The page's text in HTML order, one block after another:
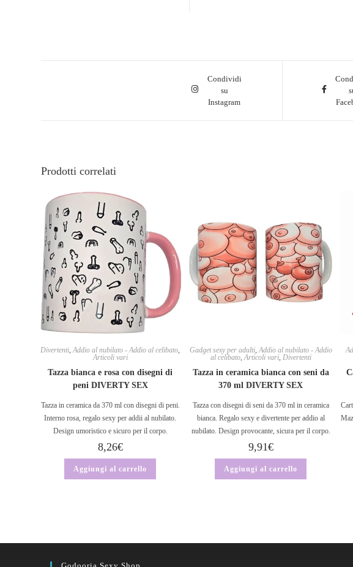
Condividi
su
Instagram
Prodotti correlati
Divertenti,Addio al nubilato - Addio al celibato,
Articoli vari
Tazza bianca e rosa con disegni di
peni DIVERTY SEX
Tazza in ceramica da 370 ml con disegni di peni.
Interno rosa, regalo sexy per addii al nubilato.
Design umoristico e sicuro per il corpo.
8,26€
Aggiungi al carrello
Gadget sexy per adulti,Addio al nubilato - Addio
al celibato,Articoli vari, Divertenti
Tazza in ceramica bianca con seni da
370 ml DIVERTY SEX
Tazza con disegni di seni da 370 ml in ceramica
bianca. Regalo sexy e divertente per addio al
nubilato. Design provocante, sicura per il corpo.
9,91€
Aggiungi al carrello